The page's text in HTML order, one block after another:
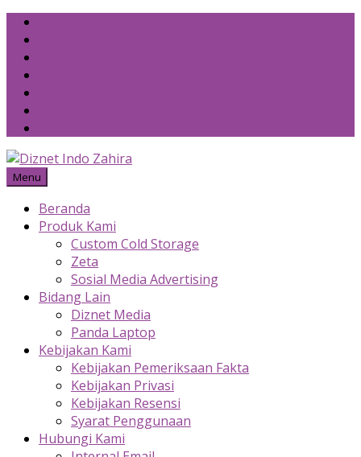
Skip
content
Menu
Beranda
Produk Kami
Custom Cold Storage
Zeta
Sosial Media Advertising
Bidang Lain
Diznet Media
Panda Laptop
Kebijakan Kami
Kebijakan Pemeriksaan Fakta
Kebijakan Privasi
Kebijakan Resensi
Syarat Penggunaan
Hubungi Kami